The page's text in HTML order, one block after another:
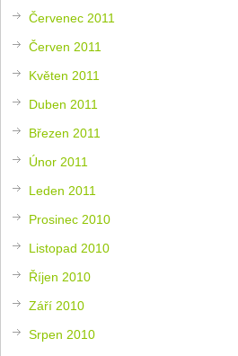
Červenec 2011
Červen 2011
Květen 2011
Duben 2011
Březen 2011
Únor 2011
Leden 2011
Prosinec 2010
Listopad 2010
Říjen 2010
Září 2010
Srpen 2010